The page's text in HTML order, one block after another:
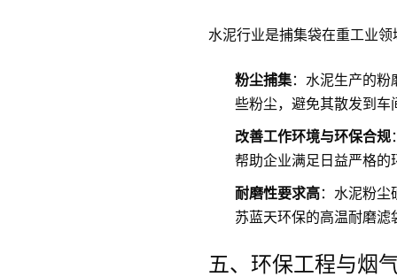
水泥行业是捕集袋在重工业
粉尘捕集：水泥生产的
些粉尘，避免其散发到车
改善工作环境与环保合规
帮助企业满足日益严格的
耐磨性要求高：水泥粉
苏蓝天环保的高温耐磨滤
五、环保工程与烟